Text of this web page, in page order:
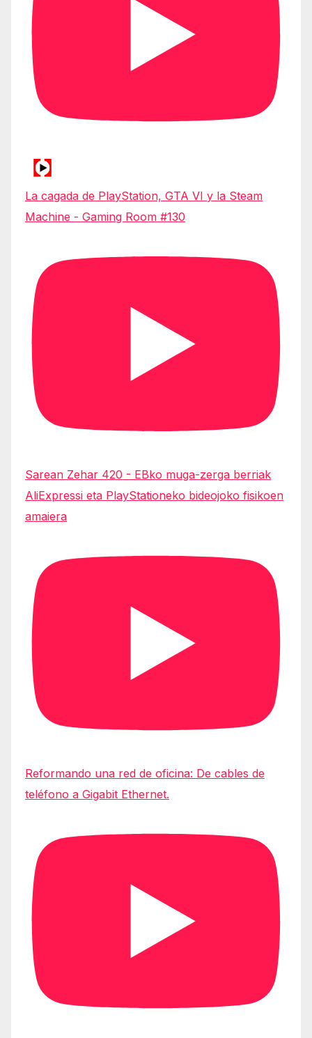
La cagada de PlayStation, GTA VI y la Steam
Machine - Gaming Room #130
Sarean Zehar 420 - EBko muga-zerga berriak
AliExpressi eta PlayStationeko bideojoko fisikoen
amaiera
Reformando una red de oficina: De cables de
teléfono a Gigabit Ethernet.